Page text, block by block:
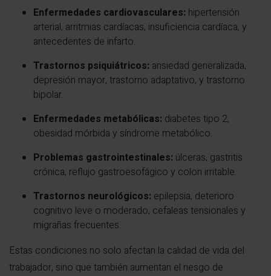
Enfermedades cardiovasculares: hipertensión
arterial, arritmias cardíacas, insuficiencia cardíaca, y
antecedentes de infarto.
Trastornos psiquiátricos: ansiedad generalizada,
depresión mayor, trastorno adaptativo, y trastorno
bipolar.
Enfermedades metabólicas: diabetes tipo 2,
obesidad mórbida y síndrome metabólico.
Problemas gastrointestinales: úlceras, gastritis
crónica, reflujo gastroesofágico y colon irritable.
Trastornos neurológicos: epilepsia, deterioro
cognitivo leve o moderado, cefaleas tensionales y
migrañas frecuentes.
Estas condiciones no solo afectan la calidad de vida del
trabajador, sino que también aumentan el riesgo de